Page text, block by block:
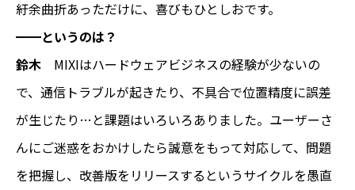
紆余曲折あっただけに、喜びもひとしおです。
━━というのは？
鈴木 MIXIはハードウェアビジネスの経験が少ないの
で、通信トラブルが起きたり、不具合で位置精度に誤差
が生じたり…と課題はいろいろありました。ユーザーさ
んにご迷惑をおかけしたら誠意をもって対応して、問題
を把握し、改善版をリリースするというサイクルを愚直